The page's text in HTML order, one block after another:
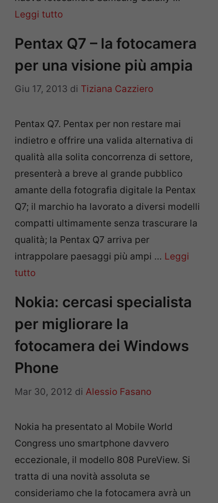
Leggi tutto
Pentax Q7 – la fotocamera
per una visione più ampia
Giu 17, 2013 di Tiziana Cazziero
Pentax Q7. Pentax per non restare mai
indietro e offrire una valida alternativa di
qualità alla solita concorrenza di settore,
presenterà a breve al grande pubblico
amante della fotografia digitale la Pentax
Q7; il marchio ha lavorato a diversi modelli
compatti ultimamente senza trascurare la
qualità; la Pentax Q7 arriva per
intrappolare paesaggi più ampi … Leggi
tutto
Nokia: cercasi specialista
per migliorare la
fotocamera dei Windows
Phone
Mar 30, 2012 di Alessio Fasano
Nokia ha presentato al Mobile World
Congress uno smartphone davvero
eccezionale, il modello 808 PureView. Si
tratta di una novità assoluta se
consideriamo che la fotocamera avrà un